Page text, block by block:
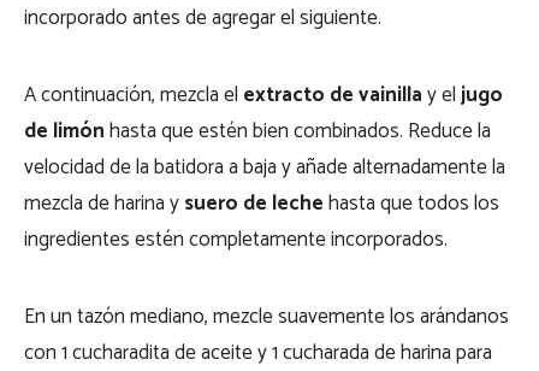
incorporado antes de agregar el siguiente.
A continuación, mezcla el extracto de vainillay eljugo
de limónhasta que estén bien combinados. Reduce la
velocidad de la batidora a baja y añade alternadamente la
mezcla de harina ysuero de lechehasta que todos los
ingredientes estén completamente incorporados.
En un tazón mediano, mezcle suavemente los arándanos
con 1 cucharadita de aceite y 1 cucharada de harina para